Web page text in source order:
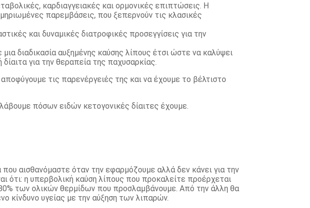
καρδιαγγειακές και ορμονικές επιπτώσεις. Η
παρεμβάσεις, που ξεπερνούν τις κλασικές
και δυναμικές διατροφικές προσεγγίσεις για την
διαδικασία αυξημένης καύσης λίπους έτσι ώστε να καλύψει
για την θεραπεία της παχυσαρκίας.
αποφύγουμε τις παρενέργειές της και να έχουμε το βέλτιστο
πόσων ειδών κετογονικές δίαιτες έχουμε.
αισθανόμαστε όταν την εφαρμόζουμε αλλά δεν κάνει για την
ότι: η υπερβολική καύση λίπους που προκαλείτε προέρχεται
των ολικών θερμίδων που προσλαμβάνουμε. Από την άλλη θα
κίνδυνο υγείας με την αύξηση των λιπαρών.